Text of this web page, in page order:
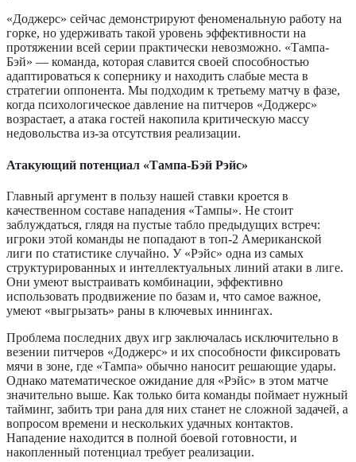
«Доджерс» сейчас демонстрируют феноменальную работу на
горке, но удерживать такой уровень эффективности на
протяжении всей серии практически невозможно. «Тампа-
Бэй» — команда, которая славится своей способностью
адаптироваться к сопернику и находить слабые места в
стратегии оппонента. Мы подходим к третьему матчу в фазе,
когда психологическое давление на питчеров «Доджерс»
возрастает, а атака гостей накопила критическую массу
недовольства из-за отсутствия реализации.
Атакующий потенциал «Тампа-Бэй Рэйс»
Главный аргумент в пользу нашей ставки кроется в
качественном составе нападения «Тампы». Не стоит
заблуждаться, глядя на пустые табло предыдущих встреч:
игроки этой команды не попадают в топ-2 Американской
лиги по статистике случайно. У «Рэйс» одна из самых
структурированных и интеллектуальных линий атаки в лиге.
Они умеют выстраивать комбинации, эффективно
использовать продвижение по базам и, что самое важное,
умеют «выгрызать» раны в ключевых иннингах.
Проблема последних двух игр заключалась исключительно в
везении питчеров «Доджерс» и их способности фиксировать
мячи в зоне, где «Тампа» обычно наносит решающие удары.
Однако математическое ожидание для «Рэйс» в этом матче
значительно выше. Как только бита команды поймает нужный
тайминг, забить три рана для них станет не сложной задачей, а
вопросом времени и нескольких удачных контактов.
Нападение находится в полной боевой готовности, и
накопленный потенциал требует реализации.